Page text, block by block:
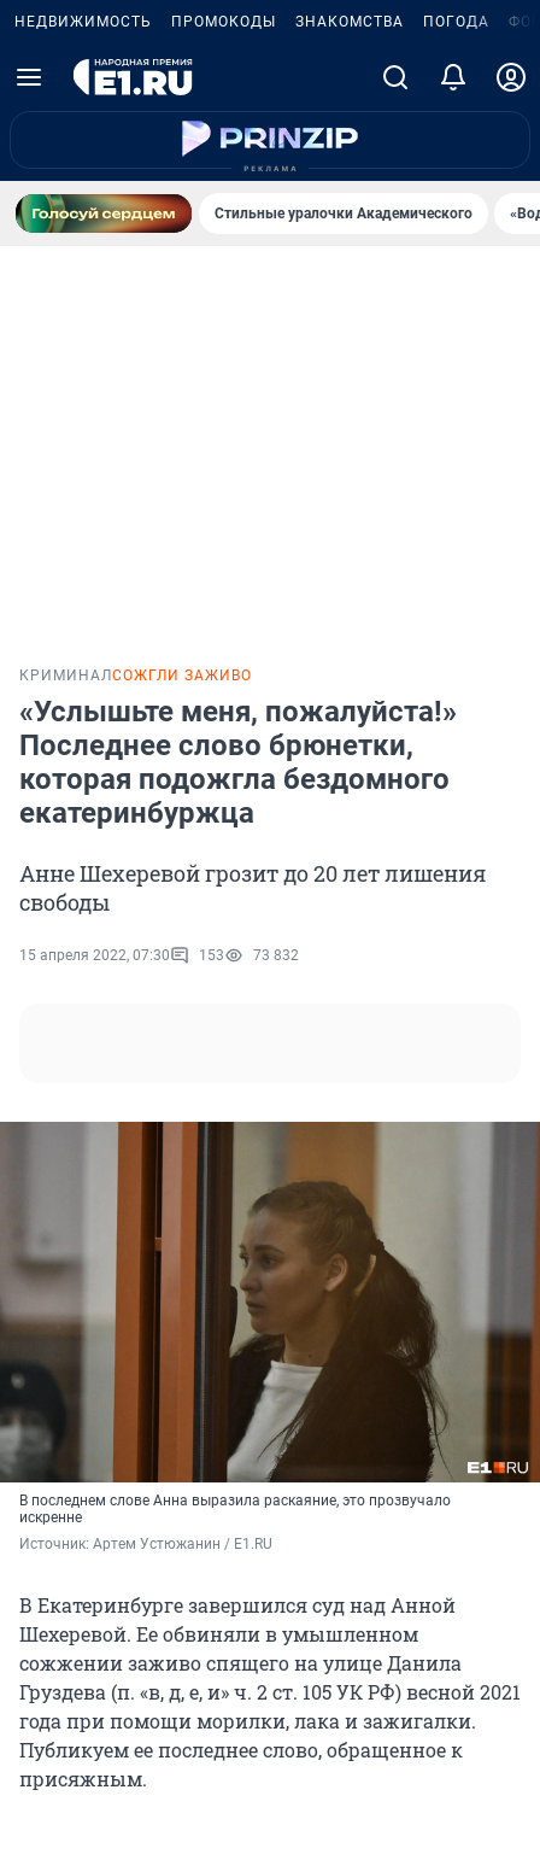
НЕДВИЖИМОСТЬ ПРОМОКОДЫ ЗНАКОМСТВА ПОГОДА
Стильные уралочки Академического
КРИМИНАЛСОЖГЛИ ЗАЖИВО
«Услышьте меня, пожалуйста!»
Последнее слово брюнетки,
которая подожгла бездомного
екатеринбуржца
Анне Шехеревой грозит до 20 лет лишения
свободы
15 апреля 2022, 07:30 153 73 832
В последнем слове Анна выразила раскаяние, это прозвучало
искренне
Источник: Артем Устюжанин / E1.RU
В Екатеринбурге завершился суд над Анной
Шехеревой. Ее обвиняли в умышленном
сожжении заживо спящего на улице Данила
Груздева (п. «в, д, е, и» ч. 2 ст. 105 УК РФ) весной 2021
года при помощи морилки, лака и зажигалки.
Публикуем ее последнее слово, обращенное к
присяжным.